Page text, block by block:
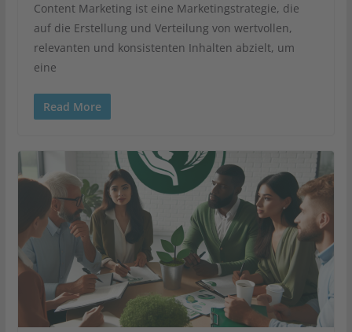
Content Marketing ist eine Marketingstrategie, die
auf die Erstellung und Verteilung von wertvollen,
relevanten und konsistenten Inhalten abzielt, um
eine
Read More